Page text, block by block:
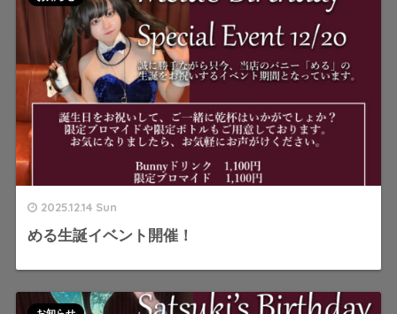
2025.12.14 Sun
める生誕イベント開催！